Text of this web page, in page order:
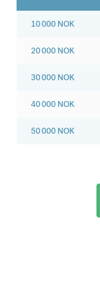
10 000 NOK
20 000 NOK
30 000 NOK
40 000 NOK
50 000 NOK